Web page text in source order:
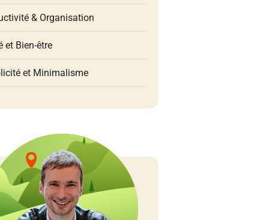
& Organisation
et Bien-être
et Minimalisme